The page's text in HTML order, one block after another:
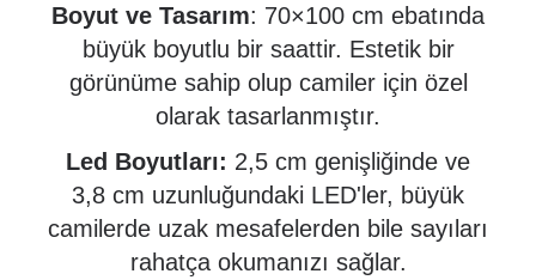
Boyut ve Tasarım: 70×100 cm ebatında
büyük boyutlu bir saattir. Estetik bir
görünüme sahip olup camiler için özel
olarak tasarlanmıştır.
Led Boyutları: 2,5 cm genişliğinde ve
3,8 cm uzunluğundaki LED'ler, büyük
camilerde uzak mesafelerden bile sayıları
rahatça okumanızı sağlar.